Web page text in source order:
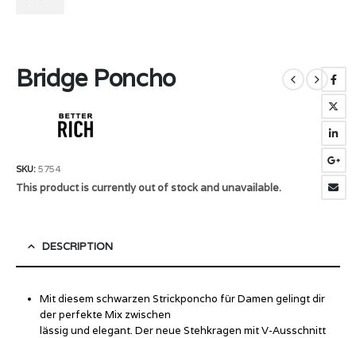
Bridge Poncho
SKU: 5754
This product is currently out of stock and unavailable.
DESCRIPTION
Mit diesem schwarzen Strickponcho für Damen gelingt dir
der perfekte Mix zwischen
lässig und elegant. Der neue Stehkragen mit V-Ausschnitt